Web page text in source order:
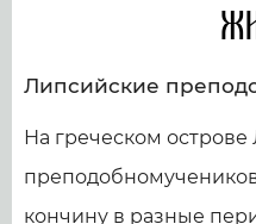
Липсийские
На греческом
кончину в разные